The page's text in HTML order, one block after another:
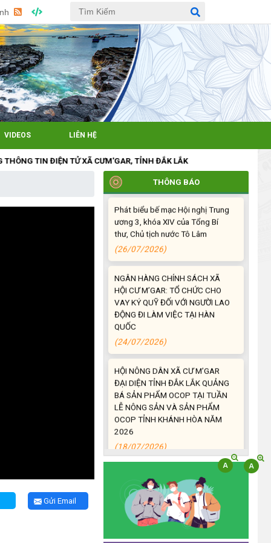
VIDEOS LIÊN HỆ
TIN ĐIỆN TỬ XÃ CƯM'GAR, TỈNH ĐẮK LẮK
Gửi Email
THÔNG BÁO
TRANG LIỆT SĨ NHÂN KỶ NIỆM
LIỆT SĨ (27/7/1947 –
27/7/2026)
(27/07/2026)
ĐỒNG CHÍ PHAN XUÂN LỰC -
CHỦ TỊCH UBND XÃ CƯ M’GAR
THĂM, TẶNG QUÀ GIA ĐÌNH
SĨ
(27/07/2026)
Phát biểu bế mạc Hội nghị Trung
ương 3, khóa XIV của Tổng Bí
thư, Chủ tịch nước Tô Lâm
(26/07/2026)
NGÂN HÀNG CHÍNH SÁCH XÃ
HỘI CƯ M’GAR: TỔ CHỨC CHO
VAY KÝ QUỸ ĐỐI VỚI NGƯỜI LAO
ĐỘNG ĐI LÀM VIỆC TẠI HÀN
QUỐC
(24/07/2026)
HỘI NÔNG DÂN XÃ CƯ M’GAR
ĐẠI DIỆN TỈNH ĐẮK LẮK QUẢNG
BÁ SẢN PHẨM OCOP TẠI TUẦN
LỄ NÔNG SẢN VÀ SẢN PHẨM
OCOP TỈNH KHÁNH HÒA NĂM
2026
(18/07/2026)
Đoàn viên thanh niên và các tầng
lớp Nhân dân xã Cư M'gar tích
cực tham gia hưởng ngày hội hiến
máu tình nguyện đợt II năm 2026.
(17/07/2026)